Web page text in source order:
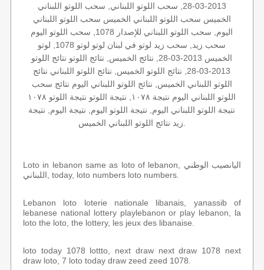
2013-03-28, سحب اللوتو اللبناني, سحب اللوتو اللبناني
الخميس سحب اللوتو اللبناني الخميس سحب اللوتو اللبناني
اليوم, سحب اللوتو اللبناني للإصدار 1078, سحب اللوتو اليوم
سحب زيد, سحب زيد لوتو في لبنان لوتو لوتو 1078, لوتو
الخميس 2013-03-28, نتائج الخميس, نتائج اللوتو نتائج اللوتو
2013-03-28, نتائج اللوتو الخميس, نتائج اللوتو اللبناني نتائج
اللوتو اللبناني الخميس, نتائج اللوتو اللبناني اليوم نتائج سحب
اللوتو اللبناني اليوم نتيجة ١٠٧٨, نتيجة اللوتو نتيجة اللوتو ١٠٧٨
نتيجة اللوتو اللبناني اليوم, نتيجة اللوتو اليوم, نتيجة اليوم, نتيجة
Loto in lebanon same as loto of lebanon, اليانصيب الوطني
اللبناني, today, loto numbers loto numbers.
Lebanon loto loterie nationale libanais, yanassib of
lebanese national lottery playlebanon or play lebanon, la
loto the loto, the lottery, les jeux des libanaise.
loto today 1078 lottto, next draw next draw 1078 next
draw loto, 7 loto today draw zeed zeed 1078.